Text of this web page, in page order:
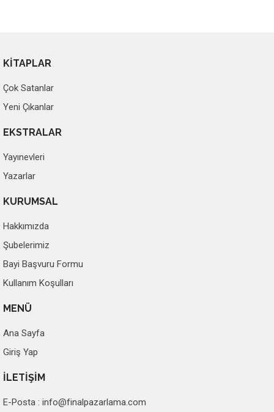
KİTAPLAR
Çok Satanlar
Yeni Çıkanlar
EKSTRALAR
Yayınevleri
Yazarlar
KURUMSAL
Hakkımızda
Şubelerimiz
Bayi Başvuru Formu
Kullanım Koşulları
MENÜ
Ana Sayfa
Giriş Yap
İLETİŞİM
E-Posta : info@finalpazarlama.com